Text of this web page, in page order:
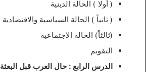
( أولا ) الحالة الدينية
( ثانياً ) الحالة السياسية والاقتصادية
(ثالثاً) الحالة الاجتماعية
التقويم
الدرس الرابع : حال العرب قبل البعثة